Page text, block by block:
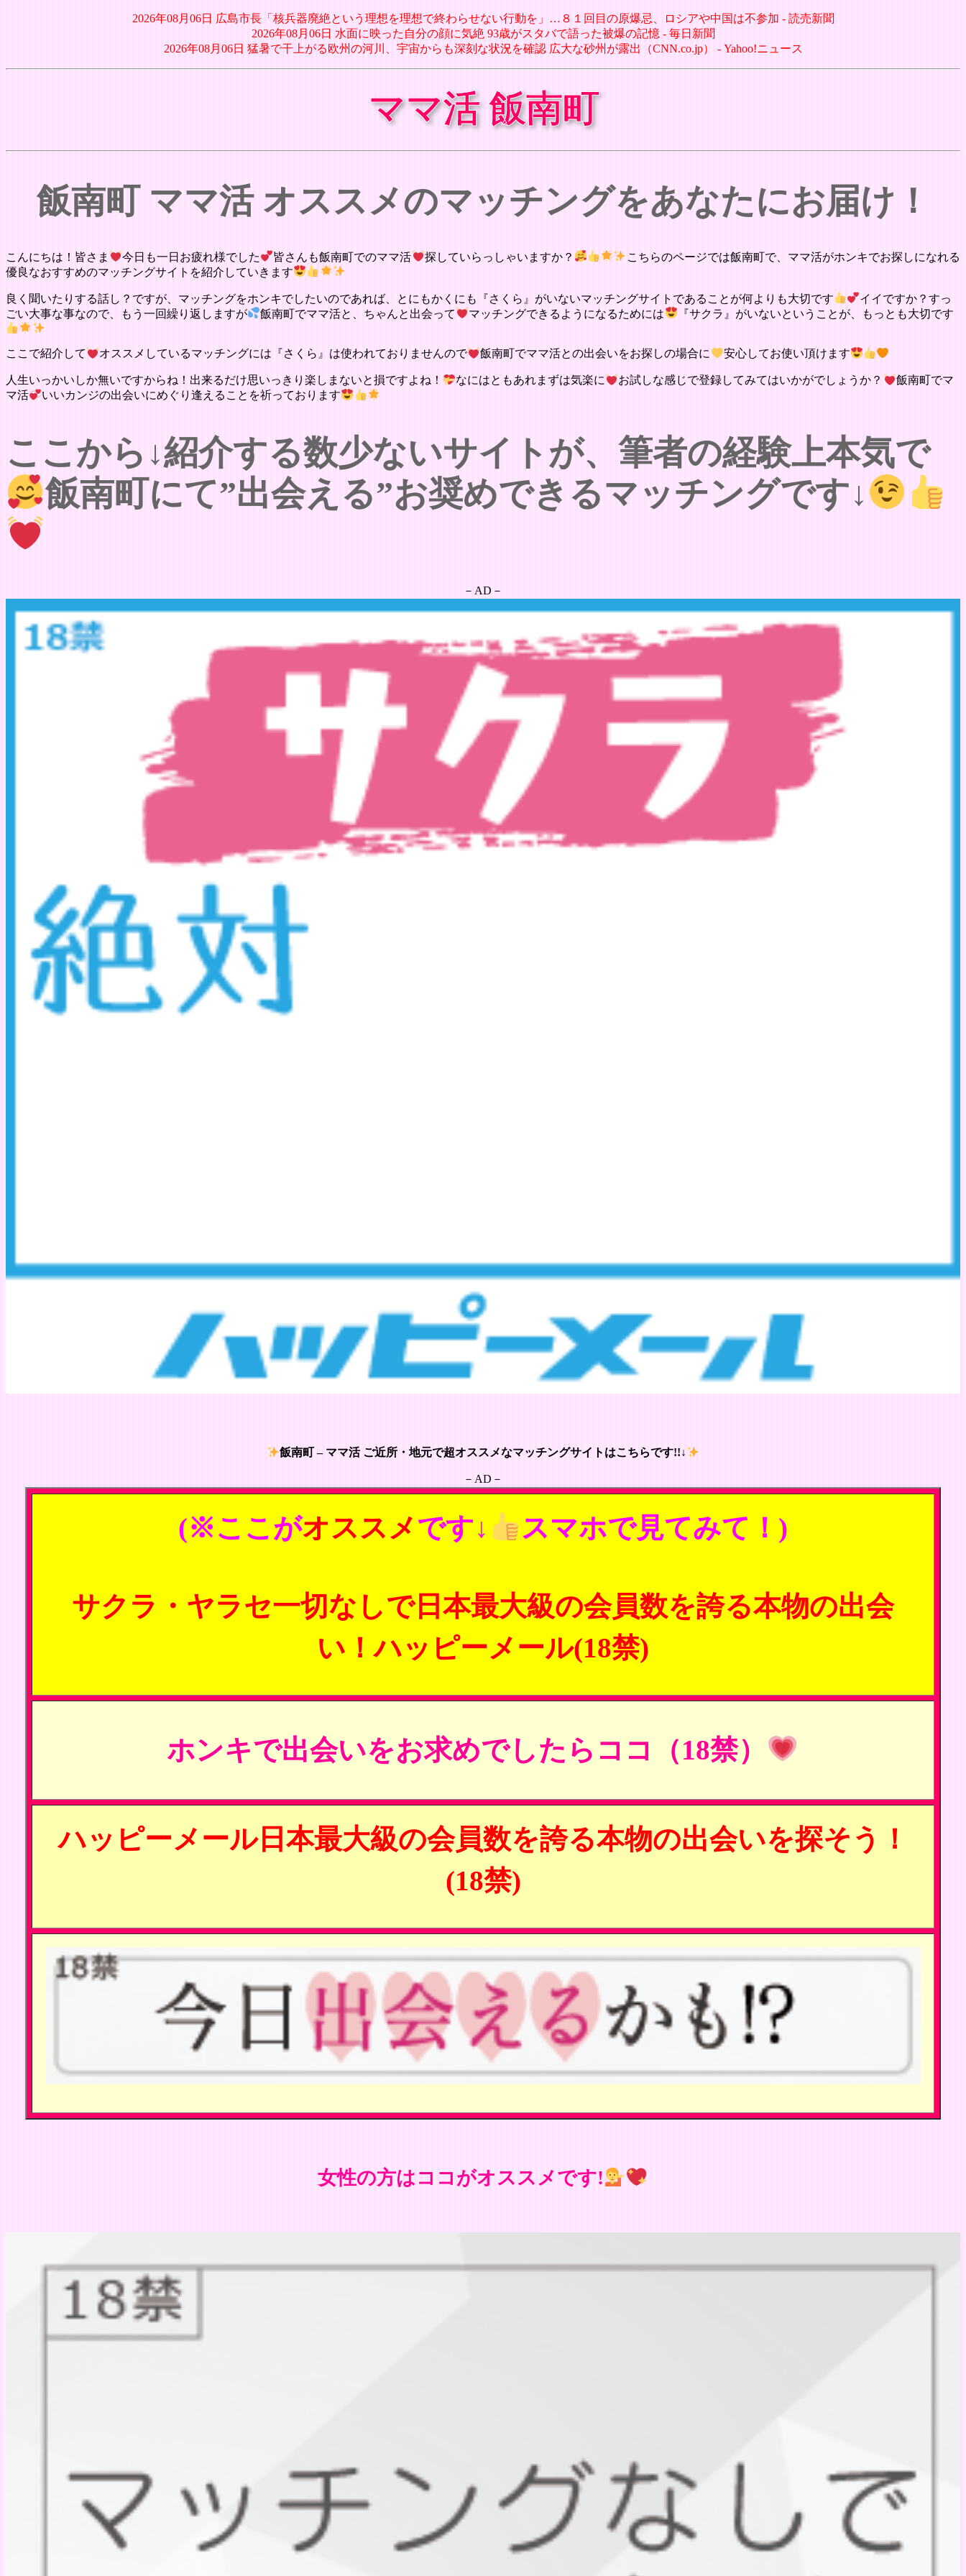
2026年08月06日 広島市長「核兵器廃絶という理想を理想で終わらせない行動を」…８１回目の原爆忌、ロシアや中国は不参加 - 読売新聞
2026年08月06日 水面に映った自分の顔に気絶 93歳がスタバで語った被爆の記憶 - 毎日新聞
2026年08月06日 猛暑で干上がる欧州の河川、宇宙からも深刻な状況を確認 広大な砂州が露出（CNN.co.jp） - Yahoo!ニュース
ママ活 飯南町
飯南町 ママ活 オススメのマッチングをあなたにお届け！
こんにちは！皆さま 今日も一日お疲れ様でした 皆さんも飯南町でのママ活 探していらっしゃいますか？
こちらのページでは飯南町で、ママ活がホンキでお探しになれる
優良なおすすめのマッチングサイトを紹介していきます
良く聞いたりする話し？ですが、マッチングをホンキでしたいのであれば、とにもかくにも『さくら』がいないマッチングサイトであることが何よりも大切です
イイですか？すっ
ごい大事な事なので、もう一回繰り返しますが
飯南町でママ活と、ちゃんと出会って マッチングできるようになるためには 『サクラ』がいないということが、もっとも大切です
ここで紹介して オススメしているマッチングには『さくら』は使われておりませんので 飯南町でママ活との出会いをお探しの場合に 安心してお使い頂けます
人生いっかいしか無いですからね！出来るだけ思いっきり楽しまないと損ですよね！ なにはともあれまずは気楽に お試しな感じで登録してみてはいかがでしょうか？
飯南町でマ
マ活
いいカンジの出会いにめぐり逢えることを祈っております
ここから↓紹介する数少ないサイトが、筆者の経験上本気で
飯南町にて”出会える”お奨めできるマッチングです↓
－AD－
飯南町 – ママ活 ご近所・地元で超オススメなマッチングサイトはこちらです!!↓
－AD－
(※ここがオススメです↓ スマホで見てみて！)
サクラ・ヤラセ一切なしで日本最大級の会員数を誇る本物の出会
い！ハッピーメール(18禁)
ホンキで出会いをお求めでしたらココ（18禁）
ハッピーメール日本最大級の会員数を誇る本物の出会いを探そう！
(18禁)
女性の方はココがオススメです!